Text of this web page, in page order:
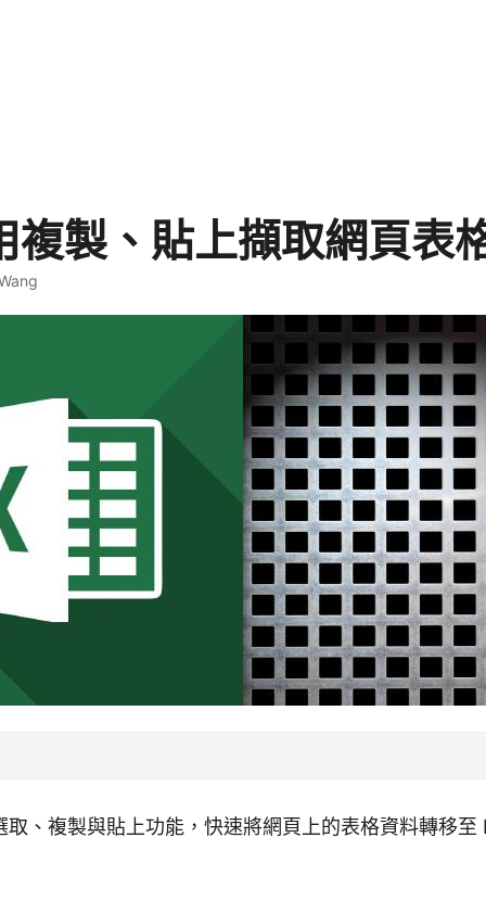
複製、貼上擷取網頁表
取、複製與貼上功能，快速將網頁上的表格資料轉移至